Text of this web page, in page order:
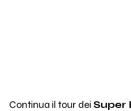
Continua il tour dei Super